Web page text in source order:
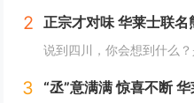
2
3 “丞”意满满 惊喜不断